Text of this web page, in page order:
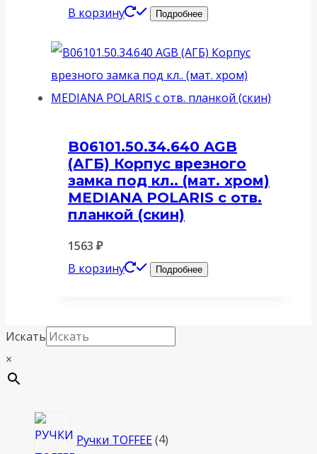
В корзину
Подробнее
B06101.50.34.640 AGB
(АГБ) Корпус врезного
замка под кл.. (мат. хром)
MEDIANA POLARIS с отв.
планкой (скин)
1563 ₽
В корзину
Подробнее
Искать
×
Ручки TOFFEE 4товара